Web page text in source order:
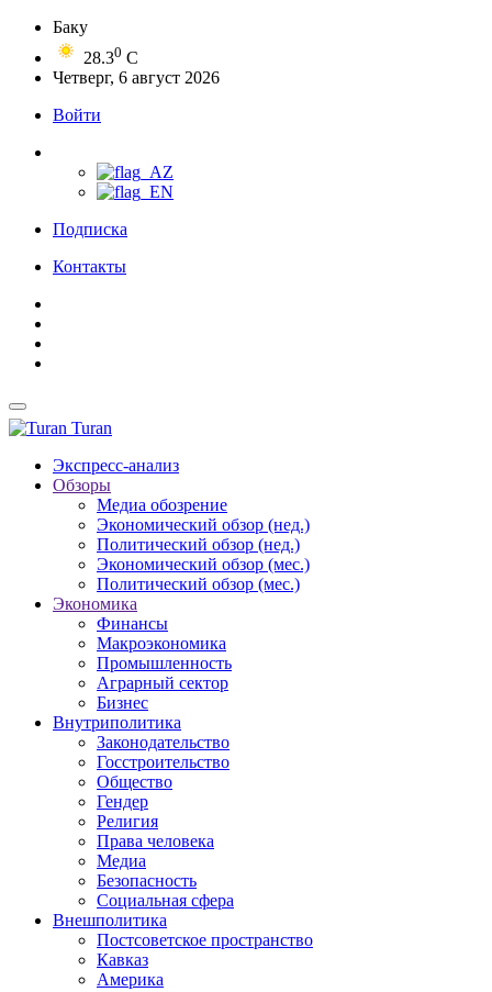
Баку
28.30 C
Четверг, 6 август 2026
Войти
Подписка
Контакты
Turan
Экспресс-анализ
Обзоры
Медиа обозрение
Экономический обзор (нед.)
Политический обзор (нед.)
Экономический обзор (мес.)
Политический обзор (мес.)
Экономика
Финансы
Макроэкономика
Промышленность
Аграрный сектор
Бизнес
Внутриполитика
Законодательство
Госстроительство
Общество
Гендер
Религия
Права человека
Медиа
Безопасность
Социальная сфера
Внешполитика
Постсоветское пространство
Кавказ
Америка